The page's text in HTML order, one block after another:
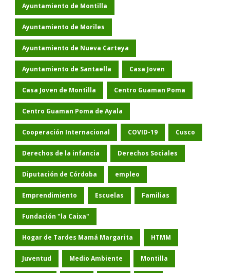
Ayuntamiento de Montilla
Ayuntamiento de Moriles
Ayuntamiento de Nueva Carteya
Ayuntamiento de Santaella Casa Joven
Casa Joven de Montilla Centro Guaman Poma
Centro Guaman Poma de Ayala
Cooperación Internacional COVID-19 Cusco
Derechos de la infancia Derechos Sociales
Diputación de Córdoba empleo
Emprendimiento Escuelas Familias
Fundación "la Caixa"
Hogar de Tardes Mamá Margarita HTMM
Juventud Medio Ambiente Montilla